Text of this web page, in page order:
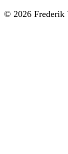
© 2026 Frederik